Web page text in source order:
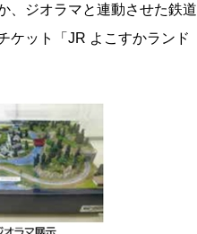
、ジオラマと連動させた鉄道
ケット「JR よこすかランド